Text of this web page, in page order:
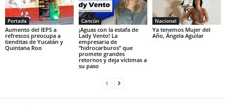
Portada
Aumento del IEPS a
refrescos preocupa a
tienditas de Yucatán y
Quintana Roo
Cancún
¡Aguas con la estafa de
Lady Vento! La
empresaria de
“hidrocarburos” que
promete grandes
retornos y deja víctimas a
su paso
Nacional
Ya tenemos Mujer del
Año, Ángela Aguilar